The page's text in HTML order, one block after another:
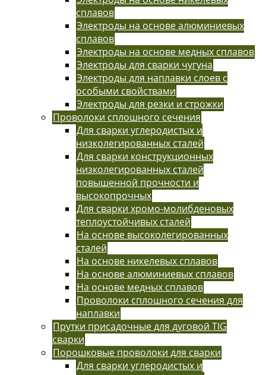
сплавов
Электроды на основе алюминиевых
сплавов
Электроды на основе медных сплавов
Электроды для сварки чугуна
Электроды для наплавки слоев с
особыми свойствами
Электроды для резки и строжки
Проволоки сплошного сечения
Для сварки углеродистых и
низколегированных сталей
Для сварки конструкционных
низколегированных сталей
повышенной прочности и
высокопрочных
Для сварки хромо-молибденовых
теплоустойчивых сталей
На основе высоколегированных
сталей
На основе никелевых сплавов
На основе алюминиевых сплавов
На основе медных сплавов
Проволоки сплошного сечения для
наплавки
Прутки присадочные для дуговой TIG
сварки
Порошковые проволоки для сварки
Для сварки углеродистых и